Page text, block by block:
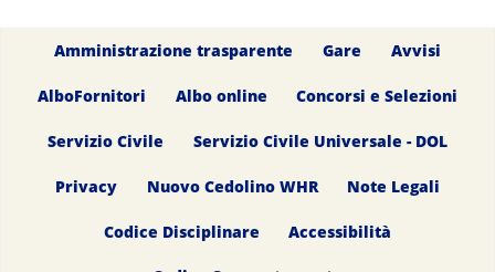
Amministrazione trasparente Gare Avvisi
AlboFornitori Albo online Concorsi e Selezioni
Servizio Civile Servizio Civile Universale - DOL
Privacy Nuovo Cedolino WHR Note Legali
Codice Disciplinare Accessibilità